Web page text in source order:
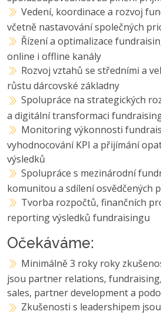
Vedení, koordinace a rozvoj
včetně nastavování společných
Řízení a optimalizace
online i offline kanály
Rozvoj vztahů se středními a
růstu dárcovské základny
Spolupráce na strategických
a digitální transformaci
Monitoring výkonnosti
vyhodnocování KPI a přijímání
výsledků
Spolupráce s mezinárodní
komunitou a sdílení osvědčených
Tvorba rozpočtů, finančních
reporting výsledků fundraisingu
Očekáváme:
Minimálně 3 roky roky
jsou partner relations,
sales, partner development a
Zkušenosti s leadershipem